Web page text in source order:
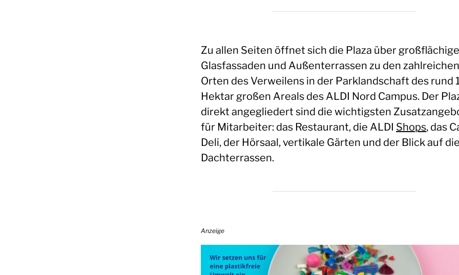
Zu allen Seiten öffnet sich die Plaza über großflächige
Glasfassaden und Außenterrassen zu den zahlreichen
Orten des Verweilens in der Parklandschaft des rund
Hektar großen Areals des ALDI Nord Campus. Der
direkt angegliedert sind die wichtigsten
für Mitarbeiter: das Restaurant, die ALDI Shops, das
Deli, der Hörsaal, vertikale Gärten und der Blick auf
Dachterrassen.
Anzeige